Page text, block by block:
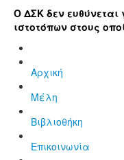
Ο ΔΣΚ δεν
ιστοτόπων στους
Αρχική
Μέλη
Βιβλιοθήκη
Επικοινωνία